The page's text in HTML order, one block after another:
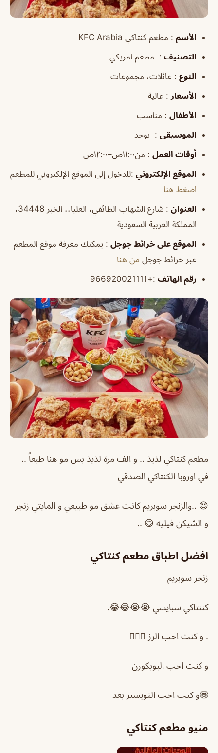
الأسم : مطعم كنتاكي KFC Arabia
التصنيف : مطعم امريكي
النوع : عائلات، مجموعات
الأسعار : عالية
الأطفال : مناسب
الموسيقى : يوجد
أوقات العمل : من١١:٠٠ص–١٢:٠٠ص
الموقع الإلكتروني :للدخول إلى الموقع الإلكتروني للمطعم
اضغط هنا
العنوان
: شارع الشهاب الطائفي، العليا،، الخبر 34448،
المملكة العربية السعودية
الموقع على خرائط جوجل : يمكنك معرفة موقع المطعم
عبر خرائط جوجل من هنا
رقم الهاتف :+966920021111
مطعم كنتاكي لذيذ .. و الف مرة لذيذ بس مو هنا طبعاً ..
في اوروبا الكنتاكي الصدقي
😍 ..والزنجر سوبريم كانت عشق مو طبيعي و المايتي زنجر
و الشيكن فيليه 😋 ..
افضل اطباق مطعم كنتاكي
زنجر سوبريم
كننتاكي سبايسي 😭😭😂😂.
. و كنت احب الرز 🤦🏻‍♂️
و كنت احب البوبكورن
🤩و كنت احب التويستر بعد
منيو مطعم كنتاكي